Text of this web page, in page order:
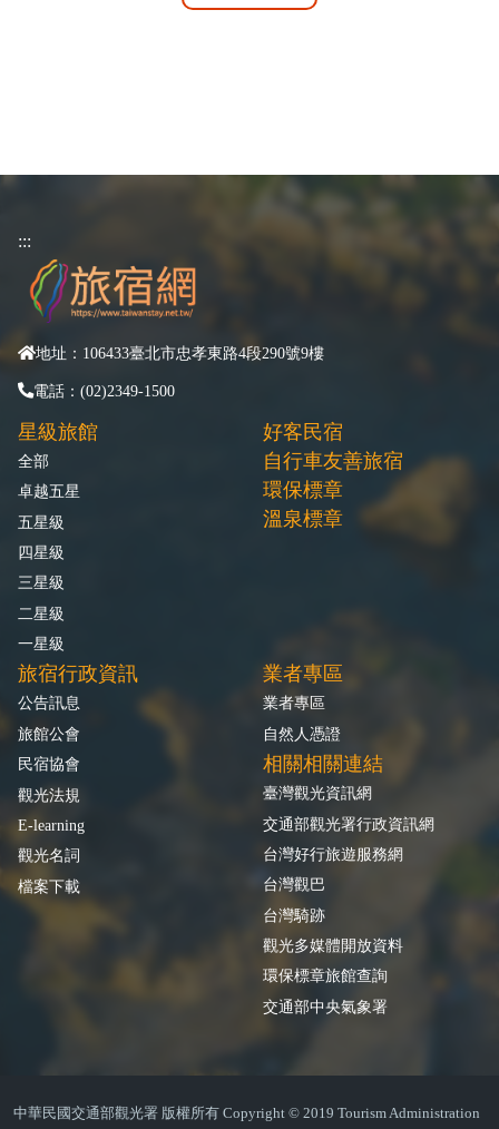
:::
地址：106433臺北市忠孝東路4段290號9樓
電話：(02)2349-1500
星級旅館
全部
卓越五星
五星級
四星級
三星級
二星級
一星級
好客民宿
自行車友善旅宿
環保標章
溫泉標章
旅宿行政資訊
公告訊息
旅館公會
民宿協會
觀光法規
E-learning
觀光名詞
檔案下載
業者專區
業者專區
自然人憑證
相關相關連結
臺灣觀光資訊網
交通部觀光署行政資訊網
台灣好行旅遊服務網
台灣觀巴
台灣騎跡
觀光多媒體開放資料
環保標章旅館查詢
交通部中央氣象署
中華民國交通部觀光署 版權所有 Copyright © 2019 Tourism Administration